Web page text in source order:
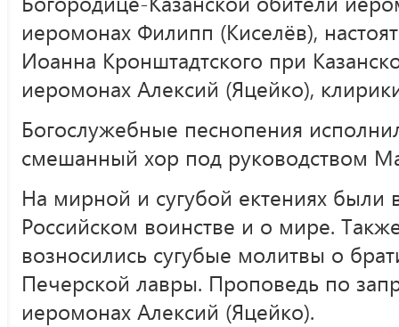
иеромонах Филипп (Киселёв),
Иоанна Кронштадтского при
иеромонах Алексий (Яцейко),
Богослужебные песнопения
смешанный хор под руководством
На мирной и сугубой ектениях были
Российском воинстве и о мире.
возносились сугубые молитвы о
Печерской лавры. Проповедь по
иеромонах Алексий (Яцейко).